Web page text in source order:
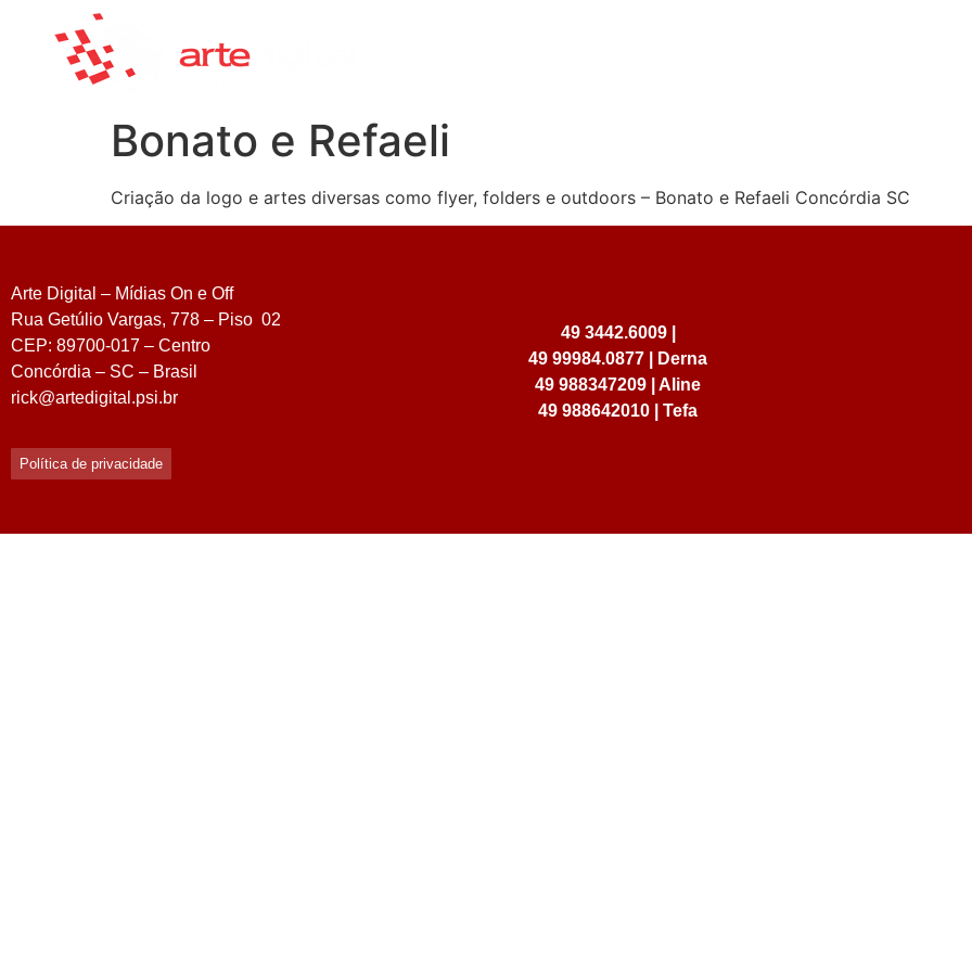
Bonato e Refaeli
Criação da logo e artes diversas como flyer, folders e outdoors – Bonato e Refaeli Concórdia SC
Arte Digital – Mídias On e Off
Rua Getúlio Vargas, 778 – Piso 02
CEP: 89700-017 – Centro
Concórdia – SC – Brasil
rick@artedigital.psi.br
Política de privacidade
49 3442.6009 |
49 99984.0877 | Derna
49 988347209 | Aline
49 988642010 | Tefa